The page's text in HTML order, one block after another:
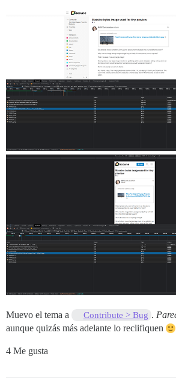
Muevo el tema a Contribute > Bug .
aunque quizás más adelante lo reclifiquen
4 Me gusta